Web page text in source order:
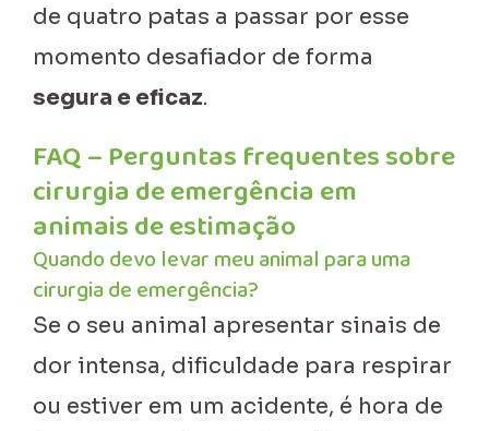
de quatro patas a passar por esse
momento desafiador de forma
segura e eficaz.
FAQ – Perguntas frequentes sobre
cirurgia de emergência em
animais de estimação
Quando devo levar meu animal para uma
cirurgia de emergência?
Se o seu animal apresentar sinais de
dor intensa, dificuldade para respirar
ou estiver em um acidente, é hora de